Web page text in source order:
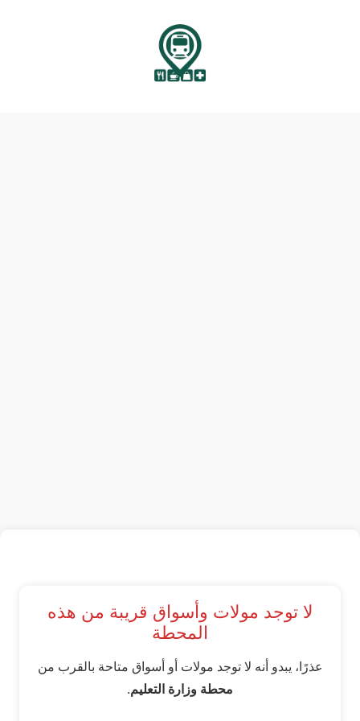
إلى
المحتوى
لا توجد مولات وأسواق قريبة من هذه
المحطة
عذرًا، يبدو أنه لا توجد مولات أو أسواق متاحة بالقرب من
محطة وزارة التعليم.